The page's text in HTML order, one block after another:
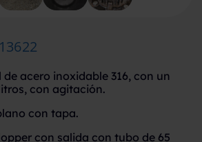
acero inoxidable 316, con un
con agitación.
con tapa.
con salida con tubo de 65